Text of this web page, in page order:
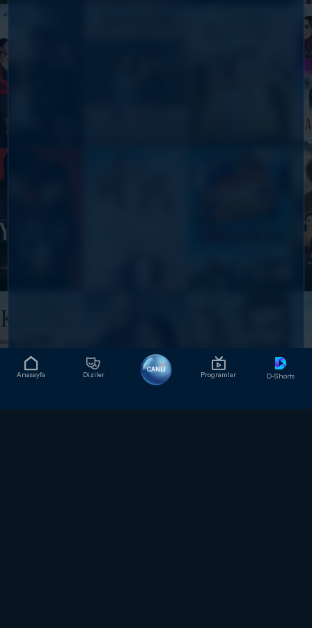
Anasayfa Diziler
CANLI
Programlar D-Shorts